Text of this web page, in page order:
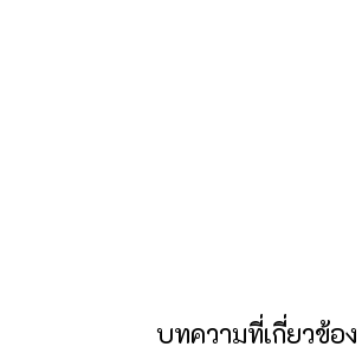
บทความที่เกี่ยวข้อง